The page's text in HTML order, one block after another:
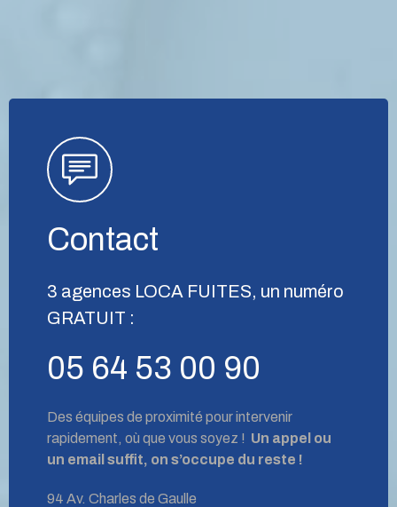
Contact
3 agences LOCA FUITES, un numéro
GRATUIT :
05 64 53 00 90
Des équipes de proximité pour intervenir
rapidement, où que vous soyez ! Un appel ou
un email suffit, on s’occupe du reste !
94 Av. Charles de Gaulle